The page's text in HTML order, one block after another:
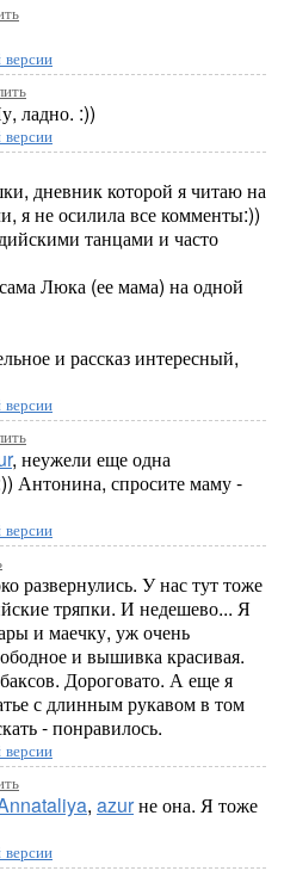
ладно. :))
дневник которой я читаю на
я не осилила все комменты:))
танцами и часто
Люка (ее мама) на одной
и рассказ интересный,
, неужели еще одна
Антонина, спросите маму -
развернулись. У нас тут тоже
тряпки. И недешево... Я
и маечку, уж очень
и вышивка красивая.
Дороговато. А еще я
с длинным рукавом в том
- понравилось.
, azurне она. Я тоже